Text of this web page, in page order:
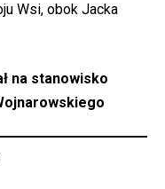
Wsi, obok Jacka
na stanowisko